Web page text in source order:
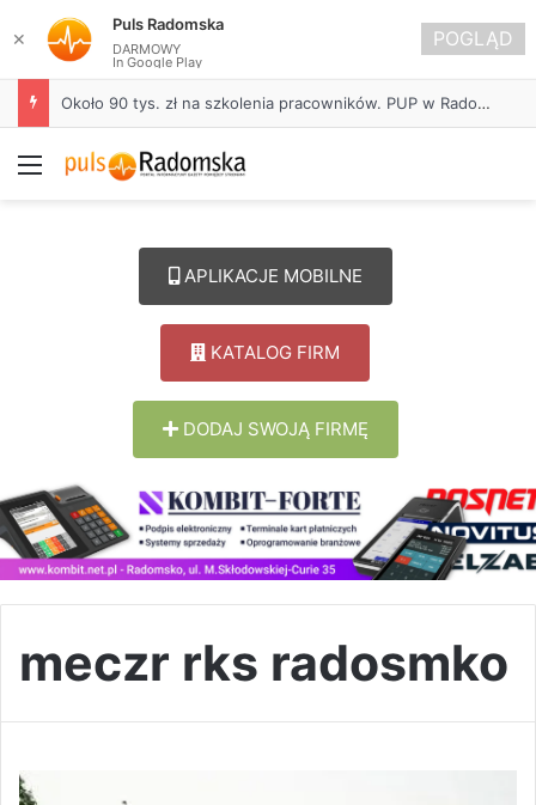
Około 90 tys. zł na szkolenia pracowników. PUP w Radomsku ogłasza nabór wniosków
Menu
APLIKACJE MOBILNE
KATALOG FIRM
DODAJ SWOJĄ FIRMĘ
meczr rks radosmko
✕
Puls Radomska
DARMOWY
In Google Play
POGLĄD